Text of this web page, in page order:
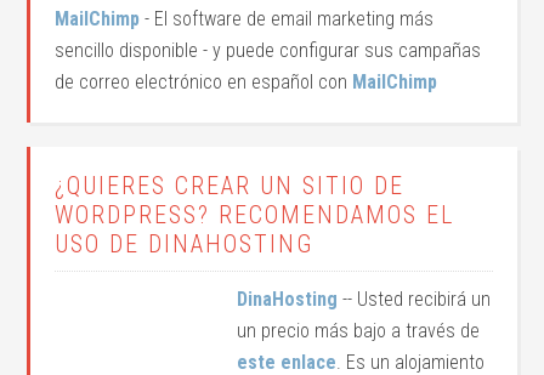
MailChimp - El software de email marketing más
sencillo disponible - y puede configurar sus campañas
de correo electrónico en español con MailChimp
¿QUIERES CREAR UN SITIO DE
WORDPRESS? RECOMENDAMOS EL
USO DE DINAHOSTING
DinaHosting -- Usted recibirá un
un precio más bajo a través de
este enlace. Es un alojamiento